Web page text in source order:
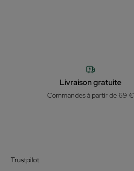
Livraison gratuite
Commandes à partir de 69 €
Trustpilot